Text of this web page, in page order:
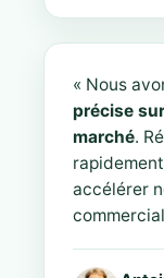
« Nous
précise
marché.
accélérer